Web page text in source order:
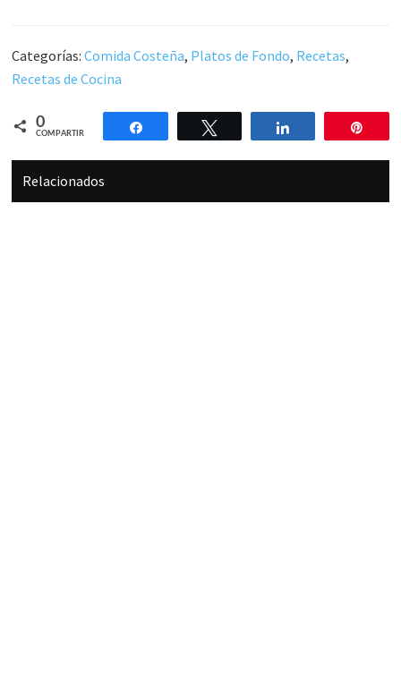
Categorías:Comida Costeña, Platos de Fondo, Recetas,
Recetas de Cocina
0
COMPARTIR
Compartir Compartir
Relacionados